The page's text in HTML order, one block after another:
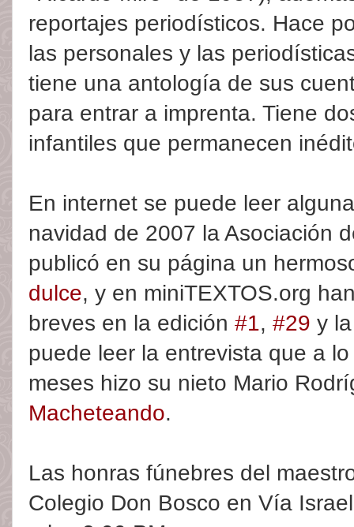
reportajes periodísticos. Hace
las personales y las
tiene una antología de sus
para entrar a imprenta. Tiene
infantiles que permanecen
En internet se puede leer
navidad de 2007 la Asociación
publicó en su página un
dulce, y en miniTEXTOS.org
breves en la edición #1, #29 y
puede leer la entrevista que a
meses hizo su nieto Mario
Macheteando.
Las honras fúnebres del
Colegio Don Bosco en Vía